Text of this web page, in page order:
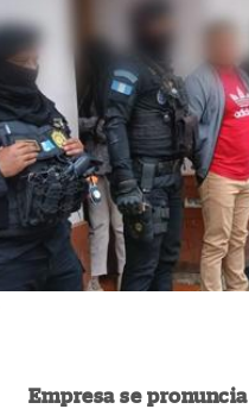
Empresa se pronuncia